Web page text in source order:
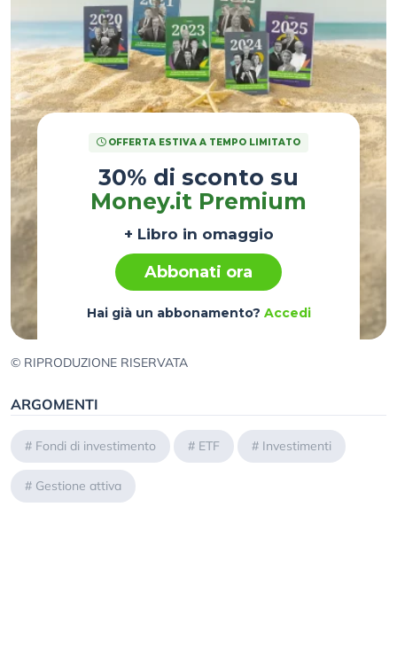
OFFERTA ESTIVA A TEMPO LIMITATO
30% di sconto su
Money.it Premium
+ Libro in omaggio
Abbonati ora
Hai già un abbonamento? Accedi
© RIPRODUZIONE RISERVATA
ARGOMENTI
# Fondi di investimento # ETF # Investimenti
# Gestione attiva